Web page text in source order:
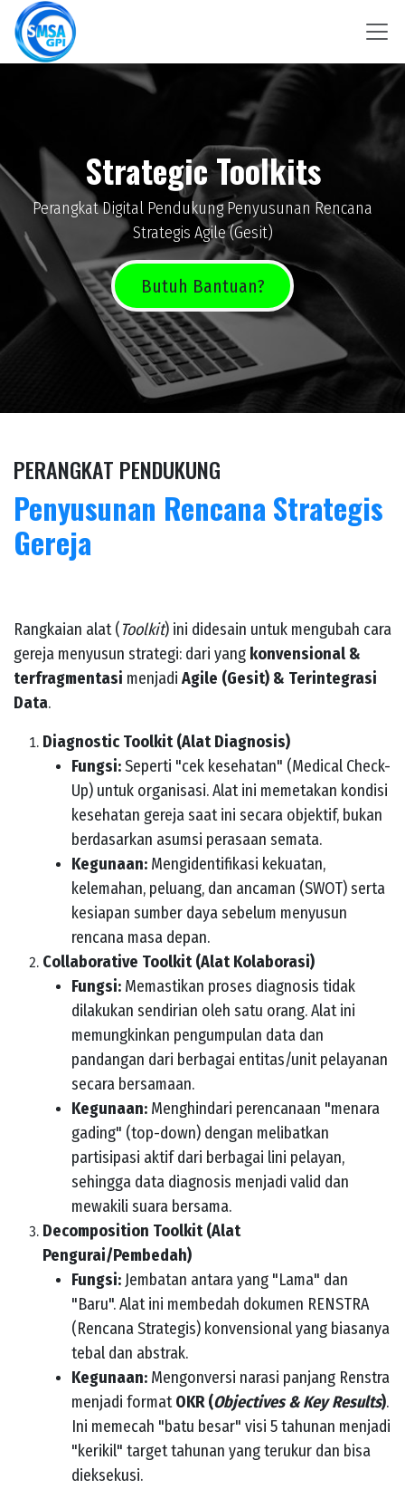
Skip to Content
Strategic Toolkits
Perangkat Digital Pendukung Penyusunan Rencana
Strategis Agile (Gesit)
Butuh Bantuan?​​​​
PERANGKAT PENDUKUNG
Penyusunan Rencana Strategis
Gereja
Rangkaian alat (Toolkit) ini didesain untuk mengubah cara
gereja menyusun strategi: dari yang konvensional &
terfragmentasi menjadi Agile (Gesit) & Terintegrasi
Data.
Diagnostic Toolkit (Alat Diagnosis)
Fungsi:Seperti "cek kesehatan" (Medical Check-
Up) untuk organisasi. Alat ini memetakan kondisi
kesehatan gereja saat ini secara objektif, bukan
berdasarkan asumsi perasaan semata.
Kegunaan: Mengidentifikasi kekuatan,
kelemahan, peluang, dan ancaman (SWOT) serta
kesiapan sumber daya sebelum menyusun
rencana masa depan.
Collaborative Toolkit (Alat Kolaborasi)
Fungsi: Memastikan proses diagnosis tidak
dilakukan sendirian oleh satu orang. Alat ini
memungkinkan pengumpulan data dan
pandangan dari berbagai entitas/unit pelayanan
secara bersamaan.
Kegunaan: Menghindari perencanaan "menara
gading" (top-down) dengan melibatkan
partisipasi aktif dari berbagai lini pelayan,
sehingga data diagnosis menjadi valid dan
mewakili suara bersama.
Decomposition Toolkit (Alat
Pengurai/Pembedah)
Fungsi: Jembatan antara yang "Lama" dan
"Baru". Alat ini membedah dokumen RENSTRA
(Rencana Strategis) konvensional yang biasanya
tebal dan abstrak.
Kegunaan: Mengonversi narasi panjang Renstra
menjadi formatOKR (Objectives & Key Results).
Ini memecah "batu besar" visi 5 tahunan menjadi
"kerikil" target tahunan yang terukur dan bisa
dieksekusi.